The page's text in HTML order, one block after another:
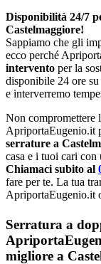
Disponibilità 24/7
Castelmaggiore!
Sappiamo che gli
ecco perché
intervento per la
disponibile 24 ore
e interverremo
Non compromettere
ApriportaEugenio.it
serrature a
casa e i tuoi cari
Chiamaci subito al
fare per te. La tua
ApriportaEugenio.it
Serratura a
migliore a